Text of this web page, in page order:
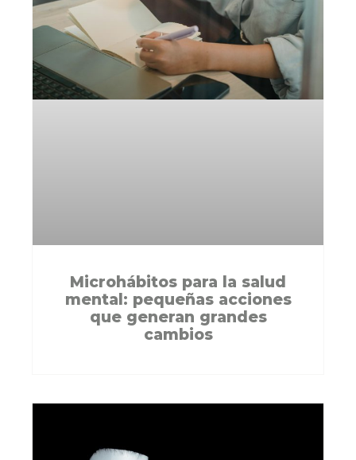
Microhábitos para la salud
mental: pequeñas acciones
que generan grandes
cambios